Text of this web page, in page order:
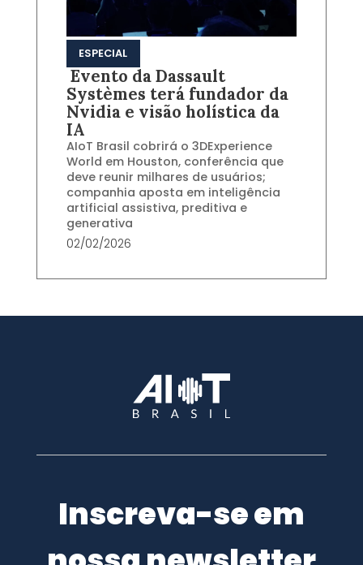
ESPECIAL
Evento da Dassault
Systèmes terá fundador da
Nvidia e visão holística da
IA
AIoT Brasil cobrirá o 3DExperience
World em Houston, conferência que
deve reunir milhares de usuários;
companhia aposta em inteligência
artificial assistiva, preditiva e
generativa
02/02/2026
Inscreva-se em